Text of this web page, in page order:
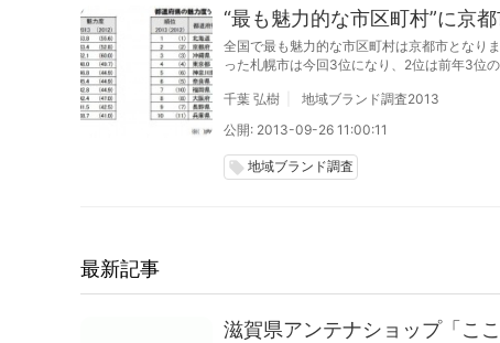
“最も魅力的な市区町村”に京
全国で最も魅力的な市区町村は京都市となり
った札幌市は今回3位になり、2位は前年3位
千葉 弘樹
地域ブランド調査2013
公開: 2013-09-26 11:00:11
local_offer 地域ブランド調査
最新記事
滋賀県アンテナショップ「こ